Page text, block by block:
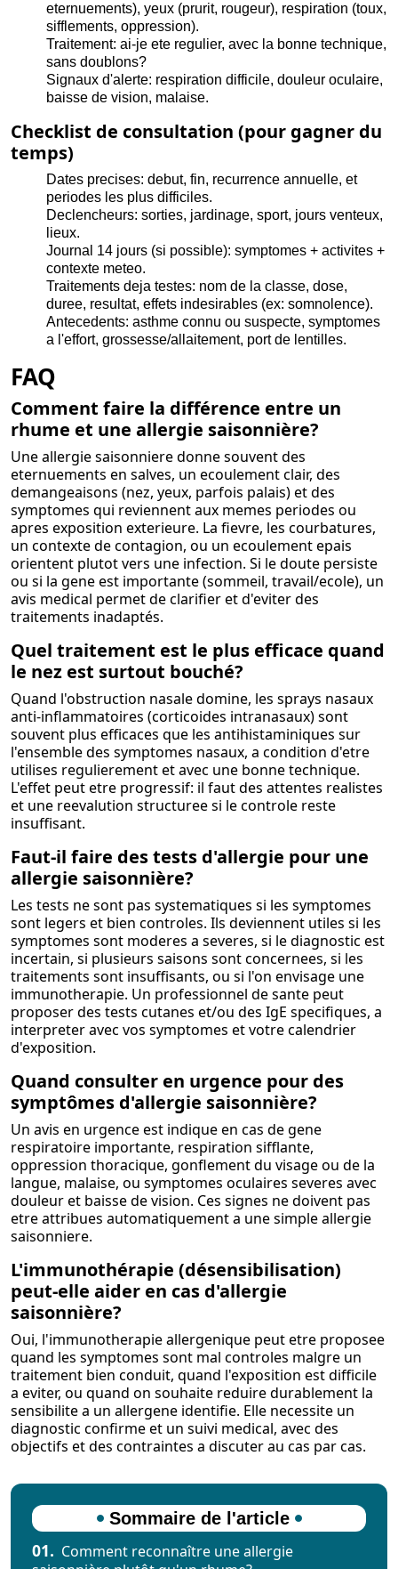
eternuements), yeux (prurit, rougeur), respiration (toux,
sifflements, oppression).
Traitement: ai-je ete regulier, avec la bonne technique,
sans doublons?
Signaux d'alerte: respiration difficile, douleur oculaire,
baisse de vision, malaise.
Checklist de consultation (pour gagner du
temps)
Dates precises: debut, fin, recurrence annuelle, et
periodes les plus difficiles.
Declencheurs: sorties, jardinage, sport, jours venteux,
lieux.
Journal 14 jours (si possible): symptomes + activites +
contexte meteo.
Traitements deja testes: nom de la classe, dose,
duree, resultat, effets indesirables (ex: somnolence).
Antecedents: asthme connu ou suspecte, symptomes
a l'effort, grossesse/allaitement, port de lentilles.
FAQ
Comment faire la différence entre un
rhume et une allergie saisonnière?
Une allergie saisonniere donne souvent des
eternuements en salves, un ecoulement clair, des
demangeaisons (nez, yeux, parfois palais) et des
symptomes qui reviennent aux memes periodes ou
apres exposition exterieure. La fievre, les courbatures,
un contexte de contagion, ou un ecoulement epais
orientent plutot vers une infection. Si le doute persiste
ou si la gene est importante (sommeil, travail/ecole), un
avis medical permet de clarifier et d'eviter des
traitements inadaptés.
Quel traitement est le plus efficace quand
le nez est surtout bouché?
Quand l'obstruction nasale domine, les sprays nasaux
anti-inflammatoires (corticoides intranasaux) sont
souvent plus efficaces que les antihistaminiques sur
l'ensemble des symptomes nasaux, a condition d'etre
utilises regulierement et avec une bonne technique.
L'effet peut etre progressif: il faut des attentes realistes
et une reevalution structuree si le controle reste
insuffisant.
Faut-il faire des tests d'allergie pour une
allergie saisonnière?
Les tests ne sont pas systematiques si les symptomes
sont legers et bien controles. Ils deviennent utiles si les
symptomes sont moderes a severes, si le diagnostic est
incertain, si plusieurs saisons sont concernees, si les
traitements sont insuffisants, ou si l'on envisage une
immunotherapie. Un professionnel de sante peut
proposer des tests cutanes et/ou des IgE specifiques, a
interpreter avec vos symptomes et votre calendrier
d'exposition.
Quand consulter en urgence pour des
symptômes d'allergie saisonnière?
Un avis en urgence est indique en cas de gene
respiratoire importante, respiration sifflante,
oppression thoracique, gonflement du visage ou de la
langue, malaise, ou symptomes oculaires severes avec
douleur et baisse de vision. Ces signes ne doivent pas
etre attribues automatiquement a une simple allergie
saisonniere.
L'immunothérapie (désensibilisation)
peut-elle aider en cas d'allergie
saisonnière?
Oui, l'immunotherapie allergenique peut etre proposee
quand les symptomes sont mal controles malgre un
traitement bien conduit, quand l'exposition est difficile
a eviter, ou quand on souhaite reduire durablement la
sensibilite a un allergene identifie. Elle necessite un
diagnostic confirme et un suivi medical, avec des
objectifs et des contraintes a discuter au cas par cas.
Sommaire de l'article
01. Comment reconnaître une allergie